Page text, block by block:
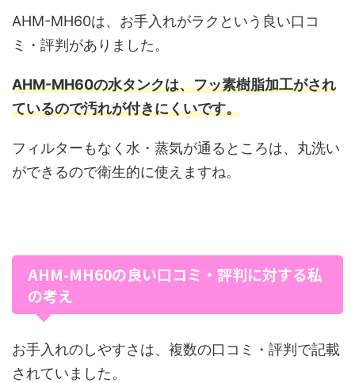
AHM-MH60は、お手入れがラクという良い口コ
ミ・評判がありました。
AHM-MH60の水タンクは、フッ素樹脂加工がされ
ているので汚れが付きにくいです。
フィルターもなく水・蒸気が通るところは、丸洗い
ができるので衛生的に使えますね。
AHM-MH60の良い口コミ・評判に対する私
の考え
お手入れのしやすさは、複数の口コミ・評判で記載
されていました。